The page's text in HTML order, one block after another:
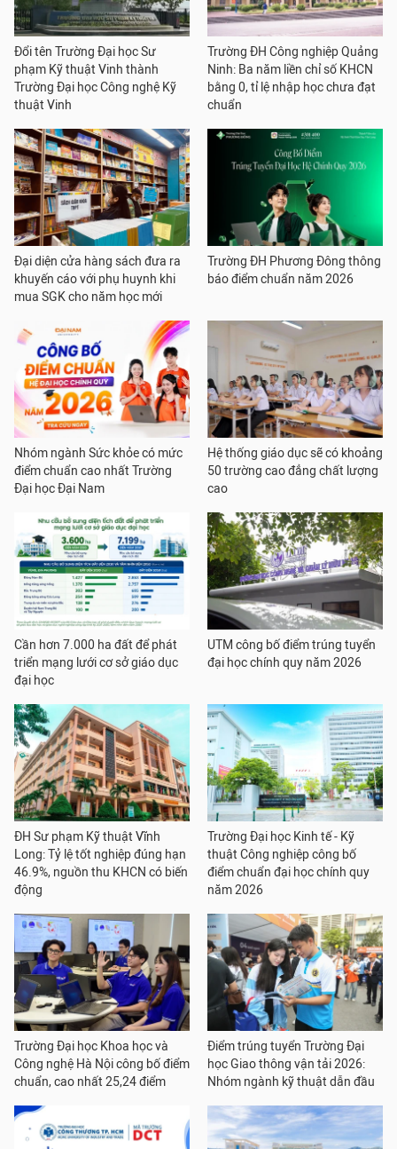
Đổi tên Trường Đại học Sư
phạm Kỹ thuật Vinh thành
Trường Đại học Công nghệ Kỹ
thuật Vinh
Trường ĐH Công nghiệp Quảng
Ninh: Ba năm liền chỉ số KHCN
bằng 0, tỉ lệ nhập học chưa đạt
chuẩn
Đại diện cửa hàng sách đưa ra
khuyến cáo với phụ huynh khi
mua SGK cho năm học mới
Trường ĐH Phương Đông thông
báo điểm chuẩn năm 2026
Nhóm ngành Sức khỏe có mức
điểm chuẩn cao nhất Trường
Đại học Đại Nam
Hệ thống giáo dục sẽ có khoảng
50 trường cao đẳng chất lượng
cao
Cần hơn 7.000 ha đất để phát
triển mạng lưới cơ sở giáo dục
đại học
UTM công bố điểm trúng tuyển
đại học chính quy năm 2026
ĐH Sư phạm Kỹ thuật Vĩnh
Long: Tỷ lệ tốt nghiệp đúng hạn
46.9%, nguồn thu KHCN có biến
động
Trường Đại học Kinh tế - Kỹ
thuật Công nghiệp công bố
điểm chuẩn đại học chính quy
năm 2026
Trường Đại học Khoa học và
Công nghệ Hà Nội công bố điểm
chuẩn, cao nhất 25,24 điểm
Điểm trúng tuyển Trường Đại
học Giao thông vận tải 2026:
Nhóm ngành kỹ thuật dẫn đầu